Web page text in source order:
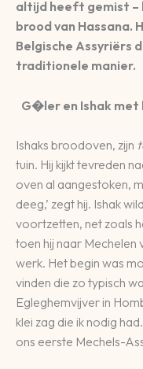
altijd heeft gemist –
brood van Hassana.
Belgische Assyriërs
traditionele manier.
G�ler en Ishak met
Ishaks broodoven, zijn
tuin. Hij kijkt tevreden
oven al aangestoken,
deeg,’ zegt hij. Ishak
voortzetten, net zoals
toen hij naar Mechelen
werk. Het begin was
vinden die zo typisch
Egleghemvijver in
klei zag die ik nodig
ons eerste Mechels-